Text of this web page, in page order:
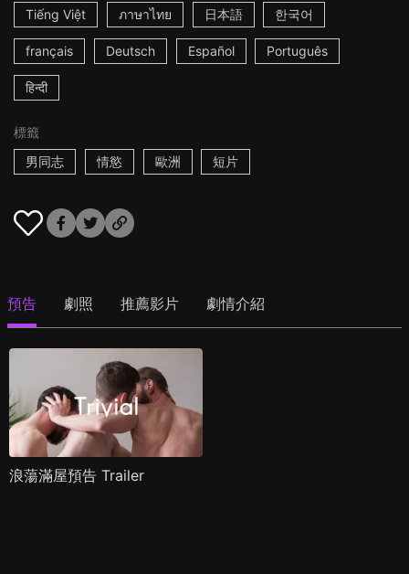
Tiếng Việt ภาษาไทย 日本語 한국어
français Deutsch Español Português
हिन्दी
標籤
男同志
情慾 歐洲 短片
預告 劇照 推薦影片 劇情介紹
浪蕩滿屋預告 Trailer